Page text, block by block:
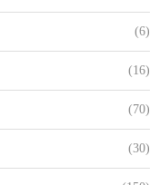
(6)
(16)
(70)
(30)